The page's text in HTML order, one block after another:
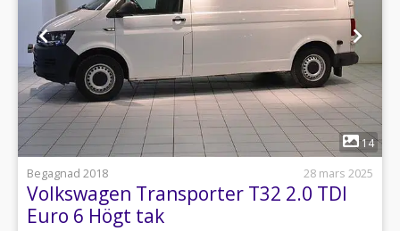
14
Begagnad 2018
28 mars 2025
Volkswagen Transporter T32 2.0 TDI
Euro 6 Högt tak